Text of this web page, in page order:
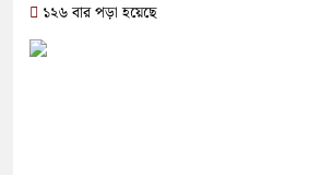
১২৬ বার পড়া হয়েছে